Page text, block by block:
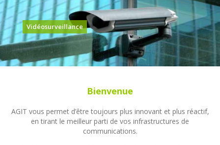
Vidéosurveillance
Bienvenue
AGIT vous permet d’être toujours plus innovant et plus réactif,
en tirant le meilleur parti de vos infrastructures de
communications.